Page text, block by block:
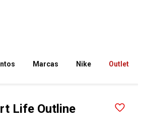
Marcas Nike Outlet
Life Outline